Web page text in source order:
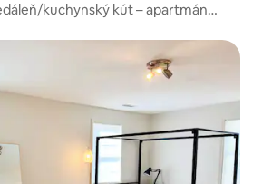
kuchynský kút – apartmán